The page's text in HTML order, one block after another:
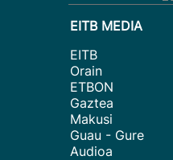
EITB MEDIA
EITB
Orain
ETBON
Gaztea
Makusi
Guau - Gure
Audioa